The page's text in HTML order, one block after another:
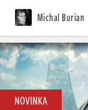
Michal Burian
NOVINKA